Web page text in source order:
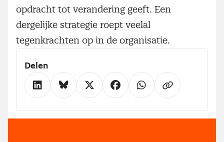
opdracht tot verandering geeft. Een
dergelijke strategie roept veelal
tegenkrachten op in de organisatie.
Delen